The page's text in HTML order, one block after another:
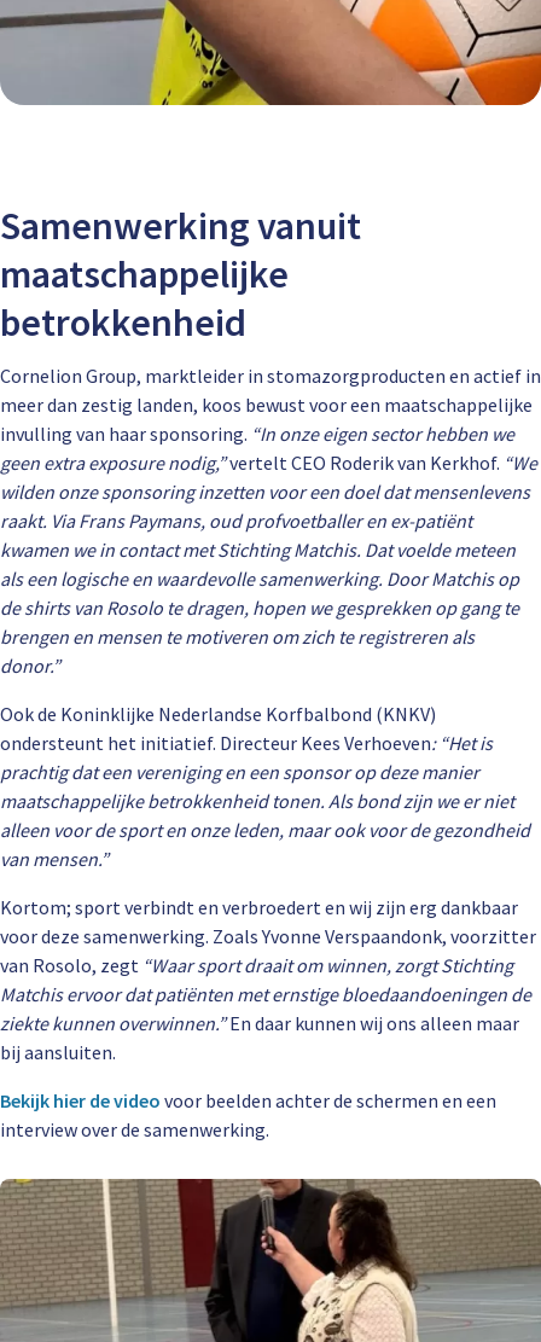
Samenwerking vanuit
maatschappelijke
betrokkenheid
Cornelion Group, marktleider in stomazorgproducten en actief in
meer dan zestig landen, koos bewust voor een maatschappelijke
invulling van haar sponsoring. “In onze eigen sector hebben we
geen extra exposure nodig,”vertelt CEO Roderik van Kerkhof. “We
wilden onze sponsoring inzetten voor een doel dat mensenlevens
raakt. Via Frans Paymans, oud profvoetballer en ex-patiënt
kwamen we in contact met Stichting Matchis. Dat voelde meteen
als een logische en waardevolle samenwerking. Door Matchis op
de shirts van Rosolo te dragen, hopen we gesprekken op gang te
brengen en mensen te motiveren om zich te registreren als
donor.”
Ook de Koninklijke Nederlandse Korfbalbond (KNKV)
ondersteunt het initiatief. Directeur Kees Verhoeven: “Het is
prachtig dat een vereniging en een sponsor op deze manier
maatschappelijke betrokkenheid tonen. Als bond zijn we er niet
alleen voor de sport en onze leden, maar ook voor de gezondheid
van mensen.”
Kortom; sport verbindt en verbroedert en wij zijn erg dankbaar
voor deze samenwerking. Zoals Yvonne Verspaandonk, voorzitter
van Rosolo, zegt “Waar sport draait om winnen, zorgt Stichting
Matchis ervoor dat patiënten met ernstige bloedaandoeningen de
ziekte kunnen overwinnen.”En daar kunnen wij ons alleen maar
bij aansluiten.
Bekijk hier de video voor beelden achter de schermen en een
interview over de samenwerking.